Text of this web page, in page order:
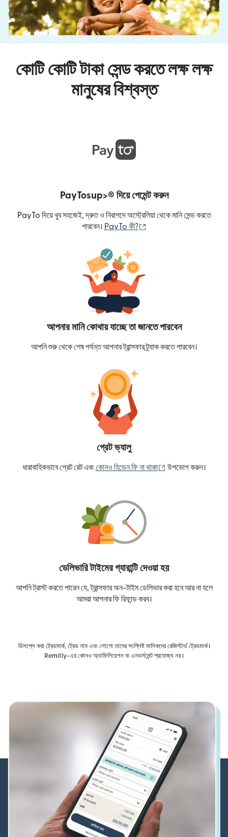
কোটি কোটি টাকা সেন্ড করতে লক্ষ লক্ষ
মানুষের বিশ্বস্ত
PayTosup>® দিয়ে পেমেন্ট করুন
PayTo দিয়ে খুব সহজেই, দ্রুত ও নিরাপদে অস্ট্রেলিয়া থেকে মানি সেন্ড করতে
পারবেন। PayTo কী?
আপনার মানি কোথায় যাচ্ছে তা জানতে পারবেন
আপনি শুরু থেকে শেষ পর্যন্ত আপনার ট্রান্সফার ট্র্যাক করতে পারবেন।
গ্রেট ভ্যালু
ধারাবাহিকভাবে গ্রেট রেট এবংকোনও হিডেন ফি না থাকা (নতুন উইন্ডোতে খুলবে)
উপভোগ করুন।
ডেলিভারি টাইমের গ্যারান্টি দেওয়া হয়
আপনি ট্রাস্ট করতে পারেন যে, ট্রান্সফার অন-টাইম ডেলিভার করা হবে আর না হলে
আমরা আপনার ফি রিফান্ড করব।
ডিসপ্লে করা ট্রেডমার্ক, ট্রেড নাম এবং লোগো তাদের সংশ্লিষ্ট মালিকদের রেজিস্টার্ড ট্রেডমার্ক।
Remitly-এর কোনও অ্যাফিলিয়েশন বা এনডর্সমেন্ট প্রযোজ্য নয়।